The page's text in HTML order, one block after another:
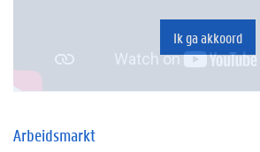
Ik ga akkoord
Arbeidsmarkt